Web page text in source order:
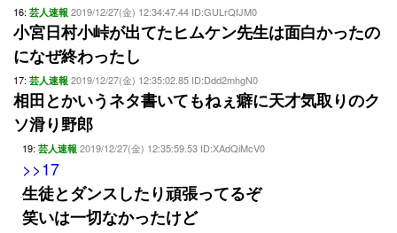
16: 芸人速報 2019/12/27(金) 12:34:47.44 ID:GULrQfJM0
小宮日村小峠が出てたヒムケン先生は面白かったの
になぜ終わったし
17: 芸人速報 2019/12/27(金) 12:35:02.85 ID:Ddd2mhgN0
相田とかいうネタ書いてもねぇ癖に天才気取りのク
ソ滑り野郎
19: 芸人速報 2019/12/27(金) 12:35:59.53 ID:XAdQiMcV0
>>17
生徒とダンスしたり頑張ってるぞ
笑いは一切なかったけど